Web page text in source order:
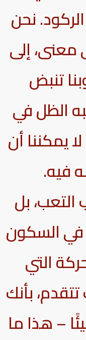
نحن
معنى، إلى
تنبض
الظل في
يمكننا أن
فيه.
بل
السكون
التي
بأنك
– هذا ما